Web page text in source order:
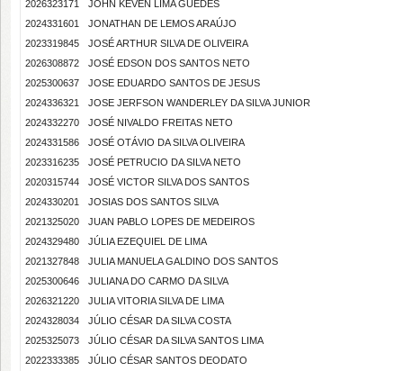
2026323171
JOHN KEVEN LIMA GUEDES
2024331601
JONATHAN DE LEMOS ARAÚJO
2023319845
JOSÉ ARTHUR SILVA DE OLIVEIRA
2026308872
JOSÉ EDSON DOS SANTOS NETO
2025300637
JOSE EDUARDO SANTOS DE JESUS
2024336321
JOSE JERFSON WANDERLEY DA SILVA JUNIOR
2024332270
JOSÉ NIVALDO FREITAS NETO
2024331586
JOSÉ OTÁVIO DA SILVA OLIVEIRA
2023316235
JOSÉ PETRUCIO DA SILVA NETO
2020315744
JOSÉ VICTOR SILVA DOS SANTOS
2024330201
JOSIAS DOS SANTOS SILVA
2021325020
JUAN PABLO LOPES DE MEDEIROS
2024329480
JÚLIA EZEQUIEL DE LIMA
2021327848
JULIA MANUELA GALDINO DOS SANTOS
2025300646
JULIANA DO CARMO DA SILVA
2026321220
JULIA VITORIA SILVA DE LIMA
2024328034
JÚLIO CÉSAR DA SILVA COSTA
2025325073
JÚLIO CÉSAR DA SILVA SANTOS LIMA
2022333385
JÚLIO CÉSAR SANTOS DEODATO